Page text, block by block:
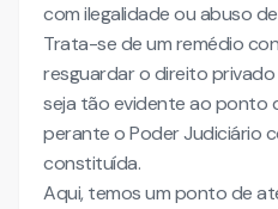
com ilegalidade ou abuso
Trata-se de um remédio
resguardar o direito
seja tão evidente ao ponto
perante o Poder Judiciário
constituída.
Aqui, temos um ponto de